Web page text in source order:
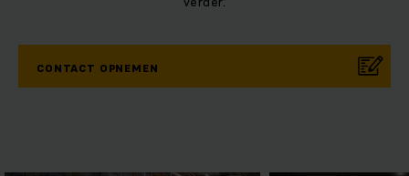
CONTACT OPNEMEN